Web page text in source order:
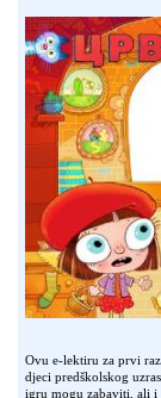
Ovu e-lektiru za prvi
djeci predškolskog
igru mogu zabaviti, ali